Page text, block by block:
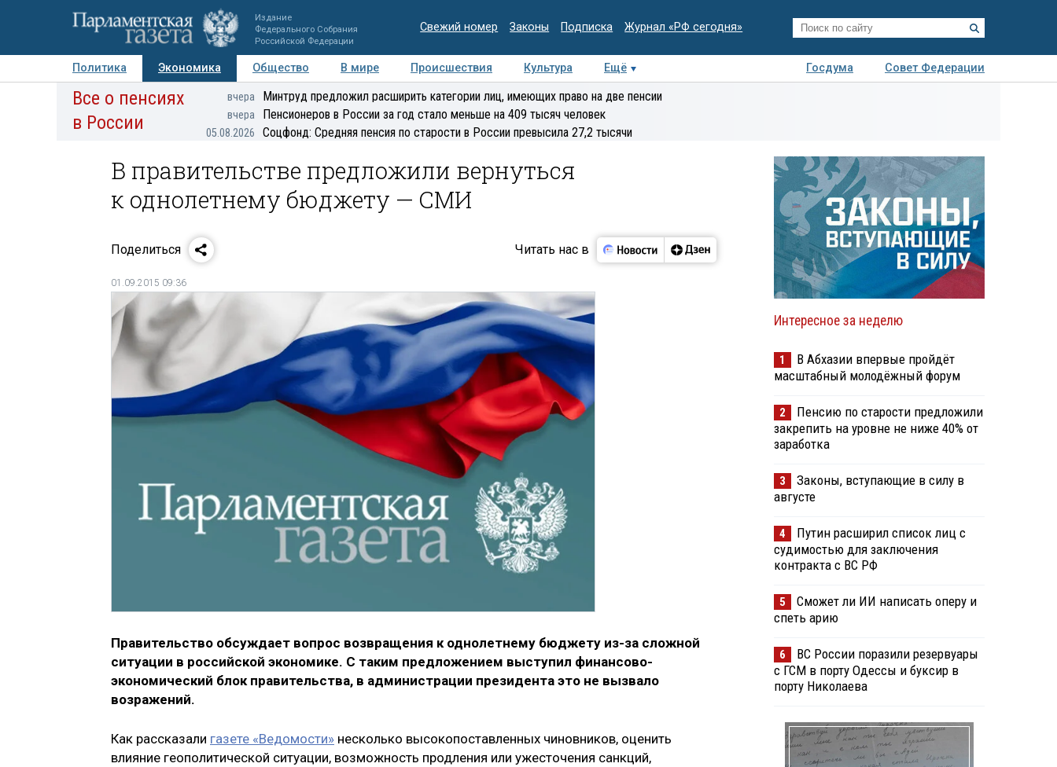
Издание
Федерального Собрания
Российской Федерации
Свежий номер Законы Подписка Журнал «РФ сегодня»
Политика Экономика Общество В мире Происшествия Культура Ещё Госдума
Совет Федерации
Авторы Персоны Мнения Регионы Медиацентр Интервью Колумнисты
Деловая
Все о пенсиях
в России
вчера Минтруд предложил расширить категории лиц, имеющих право на две пенсии
вчера Пенсионеров в России за год стало меньше на 409 тысяч человек
05.08.2026 Соцфонд: Средняя пенсия по старости в России превысила 27,2 тысячи
В правительстве предложили вернуться
к однолетнему бюджету — СМИ
Поделиться Читать нас в
01.09.2015 09:36
Правительство обсуждает вопрос возвращения к однолетнему бюджету из-за сложной
ситуации в российской экономике. С таким предложением выступил финансово-
экономический блок правительства, в администрации президента это не вызвало
возражений.
Как рассказали газете «Ведомости» несколько высокопоставленных чиновников, оценить
влияние геополитической ситуации, возможность продления или ужесточения санкций,
Интересное за неделю
1
В Абхазии впервые пройдёт
масштабный молодёжный форум
2
Пенсию по старости предложили
закрепить на уровне не ниже 40% от
заработка
3
Законы, вступающие в силу в
августе
4
Путин расширил список лиц с
судимостью для заключения
контракта с ВС РФ
5
Сможет ли ИИ написать оперу и
спеть арию
6
ВС России поразили резервуары
с ГСМ в порту Одессы и буксир в
порту Николаева